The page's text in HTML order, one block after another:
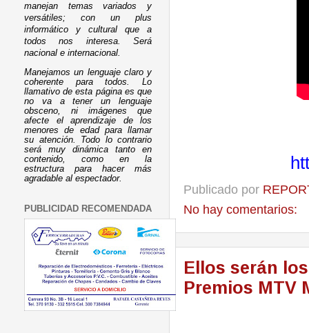
Publicado por
No hay comentarios:
Ellos serán
Premios MTV
manejan temas variados y
versátiles; con un plus
informático y cultural que a
todos nos interesa. Será
nacional e internacional.
Manejamos un lenguaje claro y
coherente para todos. Lo
llamativo de esta página es que
no va a tener un lenguaje
obsceno, ni imágenes que
afecte el aprendizaje de los
menores de edad para llamar
su atención. Todo lo contrario
será muy dinámica tanto en
contenido, como en la
estructura para hacer más
agradable al espectador.
PUBLICIDAD RECOMENDADA